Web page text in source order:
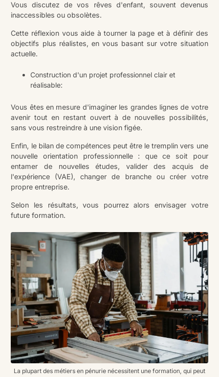
Vous discutez de vos rêves d'enfant, souvent devenus
inaccessibles ou obsolètes.
Cette réflexion vous aide à tourner la page et à définir des
objectifs plus réalistes, en vous basant sur votre situation
actuelle.
Construction d'un projet professionnel clair et
réalisable:
Vous êtes en mesure d'imaginer les grandes lignes de votre
avenir tout en restant ouvert à de nouvelles possibilités,
sans vous restreindre à une vision figée.
Enfin, le bilan de compétences peut être le tremplin vers une
nouvelle orientation professionnelle : que ce soit pour
entamer de nouvelles études, valider des acquis de
l'expérience (VAE), changer de branche ou créer votre
propre entreprise.
Selon les résultats, vous pourrez alors envisager votre
future formation.
La plupart des métiers en pénurie nécessitent une formation, qui peut